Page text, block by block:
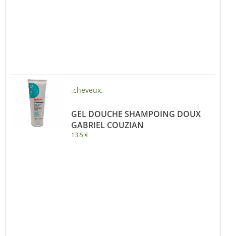
.cheveux.
GEL DOUCHE SHAMPOING DOUX
GABRIEL COUZIAN
13.5 €